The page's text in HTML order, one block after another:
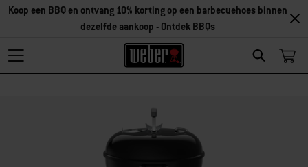
Search
Koop een BBQ en ontvang 10% korting op een barbecuehoes binnen
dezelfde aankoop - Ontdek BBQs